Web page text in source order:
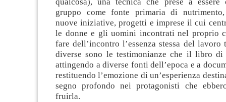
gruppo come fonte primaria di
nuove iniziative, progetti e imprese il cui
le donne e gli uomini incontrati nel proprio
fare dell’incontro l’essenza stessa del lavoro
diverse sono le testimonianze che il libro di
attingendo a diverse fonti dell’epoca e a
restituendo l’emozione di un’esperienza
segno profondo nei protagonisti che
fruirla.